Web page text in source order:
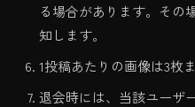
る場合があります。その
知します。
1投稿あたりの画像は3枚
退会時には、当該ユーザ